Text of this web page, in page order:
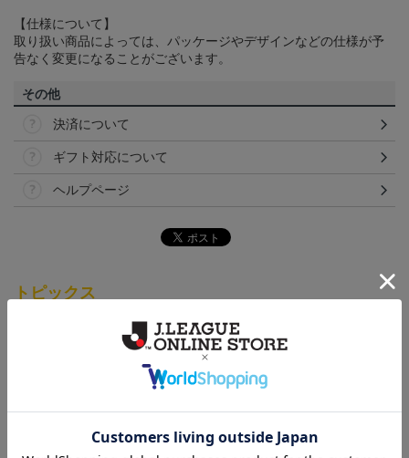
【仕様について】
取り扱い商品によっては、パッケージやデザインなどの仕様が予
告なく変更になることがございます。
その他
決済について
ギフト対応について
ヘルプページ
トピックス
チームマスコットグッズは、サポーターやファン必
見！今すぐチェックしてみてください！
仙台
ベガルタ仙台のスクール生向けのグッズを取り扱い